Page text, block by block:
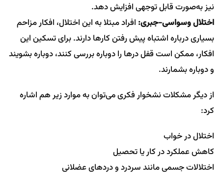
نیز به‌صورت قابل توجهی افزایش دهد.
اختلال وسواسی-جبری: افراد مبتلا به این اختلال، افکار مزاحم
بسیاری درباره اشتباه پیش رفتن کارها دارند. برای تسکین این
افکار، ممکن است قفل درها را دوباره بررسی کنند، دوباره بشویند
و دوباره بشمارند.
از دیگر مشکلات نشخوار فکری می‌توان به موارد زیر هم اشاره
کرد:
اختلال در خواب
کاهش عملکرد در کار یا تحصیل
اختلالات جسمی مانند سردرد و دردهای عضلانی